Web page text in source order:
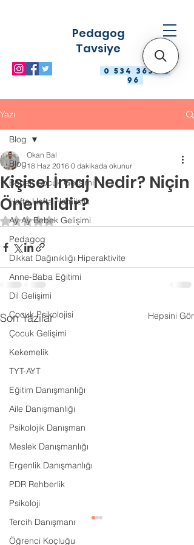
0 534 363 98
96
Pedagog
Tavsiye
Yazı
Blog
Bebek Çocuk Gelişimi
Hafta Hafta Hamilelik
Ay Ay Bebek Gelişimi
Pedagog
Dikkat Dağınıklığı Hiperaktivite
Anne-Baba Eğitimi
Dil Gelişimi
Çocuk Psikolojisi
Çocuk Gelişimi
Kekemelik
TYT-AYT
Eğitim Danışmanlığı
Aile Danışmanlığı
Psikolojik Danışman
Meslek Danışmanlığı
Ergenlik Danışmanlığı
PDR Rehberlik
Psikoloji
Tercih Danışmanı
Öğrenci Koçluğu
Blog
Kişisel İmaj Nedir? Niçin
Önemlidir?
Okan Bal
18 Haz 2016 0 dakikada okunur
5 üzerinden NaN yıldız
Son Yazılar Hepsini Gör